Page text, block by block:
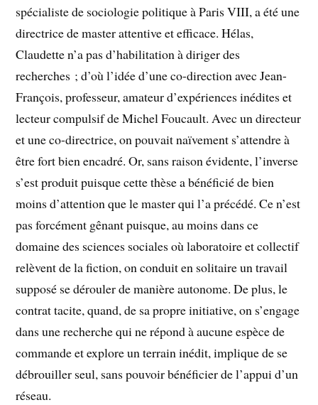
spécialiste de sociologie politique à Paris VIII, a été une
directrice de master attentive et efficace. Hélas,
Claudette n’a pas d’habilitation à diriger des
recherches ; d’où l’idée d’une co-direction avec Jean-
François, professeur, amateur d’expériences inédites et
lecteur compulsif de Michel Foucault. Avec un directeur
et une co-directrice, on pouvait naïvement s’attendre à
être fort bien encadré. Or, sans raison évidente, l’inverse
s’est produit puisque cette thèse a bénéficié de bien
moins d’attention que le master qui l’a précédé. Ce n’est
pas forcément gênant puisque, au moins dans ce
domaine des sciences sociales où laboratoire et collectif
relèvent de la fiction, on conduit en solitaire un travail
supposé se dérouler de manière autonome. De plus, le
contrat tacite, quand, de sa propre initiative, on s’engage
dans une recherche qui ne répond à aucune espèce de
commande et explore un terrain inédit, implique de se
débrouiller seul, sans pouvoir bénéficier de l’appui d’un
réseau.